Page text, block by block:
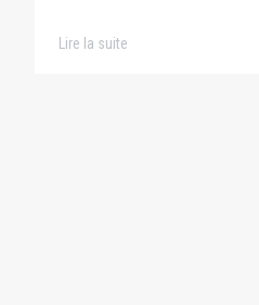
Lire la suite